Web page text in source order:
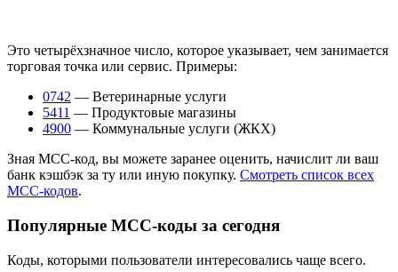
Это четырёхзначное число, которое указывает, чем занимается
торговая точка или сервис. Примеры:
0742 — Ветеринарные услуги
5411 — Продуктовые магазины
4900 — Коммунальные услуги (ЖКХ)
Зная MCC-код, вы можете заранее оценить, начислит ли ваш
банк кэшбэк за ту или иную покупку. Смотреть список всех
MCC-кодов.
Популярные МСС‑коды за сегодня
Коды, которыми пользователи интересовались чаще всего.